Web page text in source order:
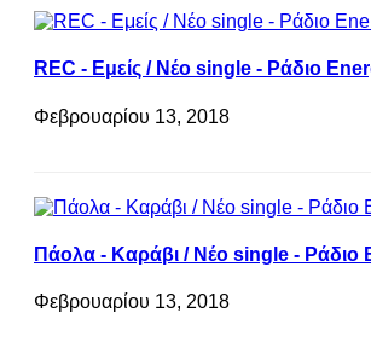
REC - Εμείς / Νέο single - Ράδιο
Φεβρουαρίου 13, 2018
Πάολα - Καράβι / Νέο single - Ράδιο
Φεβρουαρίου 13, 2018